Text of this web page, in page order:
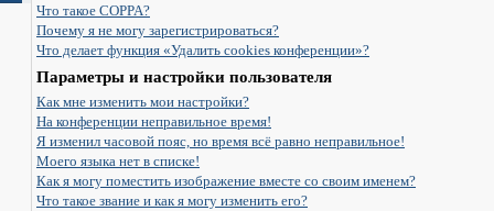
Что такое COPPA?
Почему я не могу зарегистрироваться?
Что делает функция «Удалить cookies конференции»?
Параметры и настройки пользователя
Как мне изменить мои настройки?
На конференции неправильное время!
Я изменил часовой пояс, но время всё равно неправильное!
Моего языка нет в списке!
Как я могу поместить изображение вместе со своим именем?
Что такое звание и как я могу изменить его?